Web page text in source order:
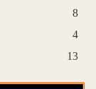
8
4
13